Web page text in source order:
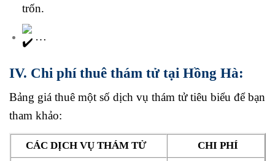
trốn.
…
IV. Chi phí thuê thám tử tại Hồng Hà:
Bảng giá thuê một số dịch vụ thám tử tiêu biểu để bạn
tham khảo:
CÁC DỊCH VỤ THÁM TỬ CHI PHÍ